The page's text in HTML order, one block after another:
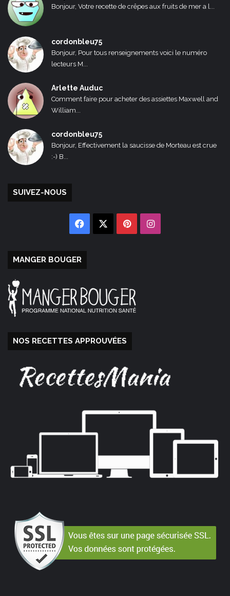
Bonjour, Votre recette de crêpes aux fruits de mer a l...
cordonbleu75
Bonjour, Pour tous renseignements voici le numéro
lecteurs M...
Arlette Auduc
Comment faire pour acheter des assiettes Maxwell and
William...
cordonbleu75
Bonjour, Effectivement la saucisse de Morteau est crue
:-) B...
SUIVEZ-NOUS
Facebook PinterestInstagram
MANGER BOUGER
NOS RECETTES APPROUVÉES